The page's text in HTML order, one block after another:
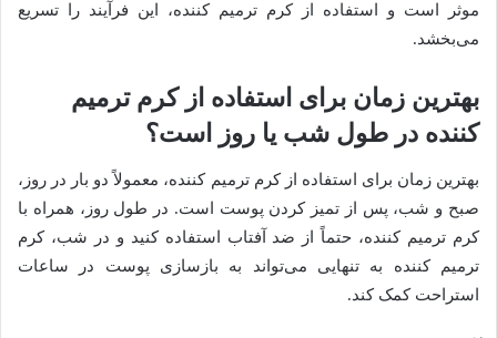
موثر است و استفاده از کرم ترمیم کننده، این فرآیند را تسریع
می‌بخشد.
بهترین زمان برای استفاده از کرم ترمیم
کننده در طول شب یا روز است؟
بهترین زمان برای استفاده از کرم ترمیم کننده، معمولاً دو بار در روز،
صبح و شب، پس از تمیز کردن پوست است. در طول روز، همراه با
کرم ترمیم کننده، حتماً از ضد آفتاب استفاده کنید و در شب، کرم
ترمیم کننده به تنهایی می‌تواند به بازسازی پوست در ساعات
استراحت کمک کند.